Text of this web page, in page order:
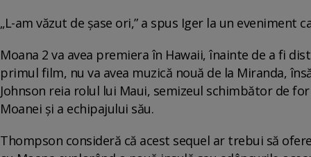
„L-am văzut de șase ori,” a spus Iger la un eveniment
Moana 2 va avea premiera în Hawaii, înainte de a fi
primul film, nu va avea muzică nouă de la Miranda,
Johnson reia rolul lui Maui, semizeul schimbător de
Moanei și a echipajului său.
Thompson consideră că acest sequel ar trebui să